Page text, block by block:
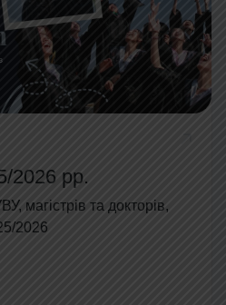
2026 рр.
магістрів та докторів,
2026